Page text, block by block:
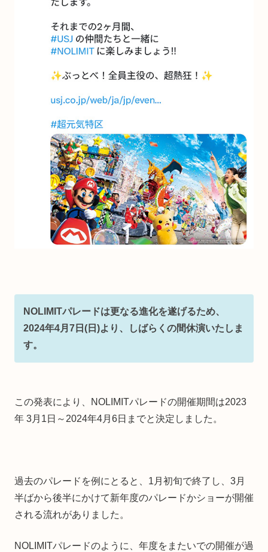
NOLIMITパレードは更なる進化を遂げるため、
2024年4月7日(日)より、しばらくの間休演いたしま
す。
この発表により、NOLIMITパレードの開催期間は2023
年 3月1日～2024年4月6日までと決定しました。
過去のパレードを例にとると、1月初旬で終了し、3月
半ばから後半にかけて新年度のパレードかショーが開催
される流れがありました。
NOLIMITパレードのように、年度をまたいでの開催が過